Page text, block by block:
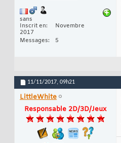
sans
Inscrit en
Novembre
2017
Messages
5
11/11/2017, 09h21
LittleWhite
Responsable 2D/3D/Jeux